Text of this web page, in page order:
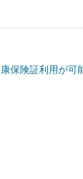
保険証利用が可